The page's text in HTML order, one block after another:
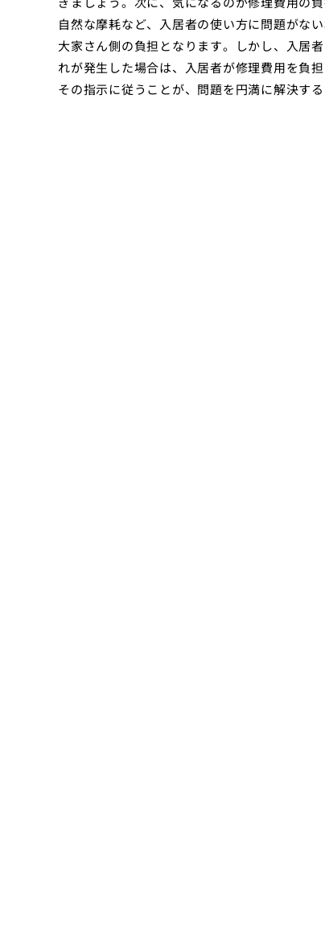
自然な摩耗など、入居者の使い方に問題がな
大家さん側の負担となります。しかし、入居
れが発生した場合は、入居者が修理費用を負
その指示に従うことが、問題を円満に解決する